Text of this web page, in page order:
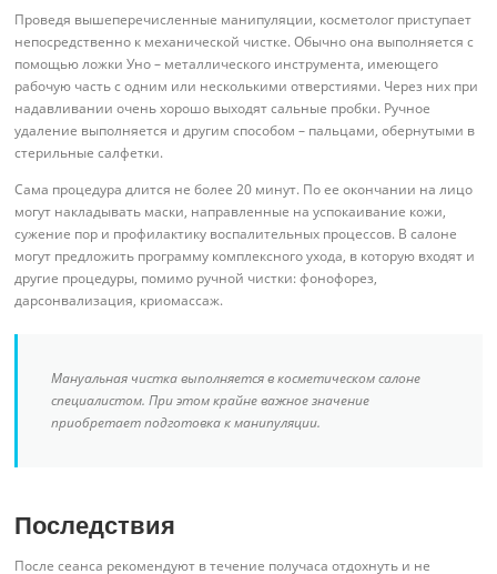
Проведя вышеперечисленные манипуляции, косметолог приступает
непосредственно к механической чистке. Обычно она выполняется с
помощью ложки Уно – металлического инструмента, имеющего
рабочую часть с одним или несколькими отверстиями. Через них при
надавливании очень хорошо выходят сальные пробки. Ручное
удаление выполняется и другим способом – пальцами, обернутыми в
стерильные салфетки.
Сама процедура длится не более 20 минут. По ее окончании на лицо
могут накладывать маски, направленные на успокаивание кожи,
сужение пор и профилактику воспалительных процессов. В салоне
могут предложить программу комплексного ухода, в которую входят и
другие процедуры, помимо ручной чистки: фонофорез,
дарсонвализация, криомассаж.
Мануальная чистка выполняется в косметическом салоне
специалистом. При этом крайне важное значение
приобретает подготовка к манипуляции.
Последствия
После сеанса рекомендуют в течение получаса отдохнуть и не